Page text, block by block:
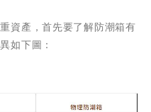
資產，首先要了解防潮箱有
如下圖：